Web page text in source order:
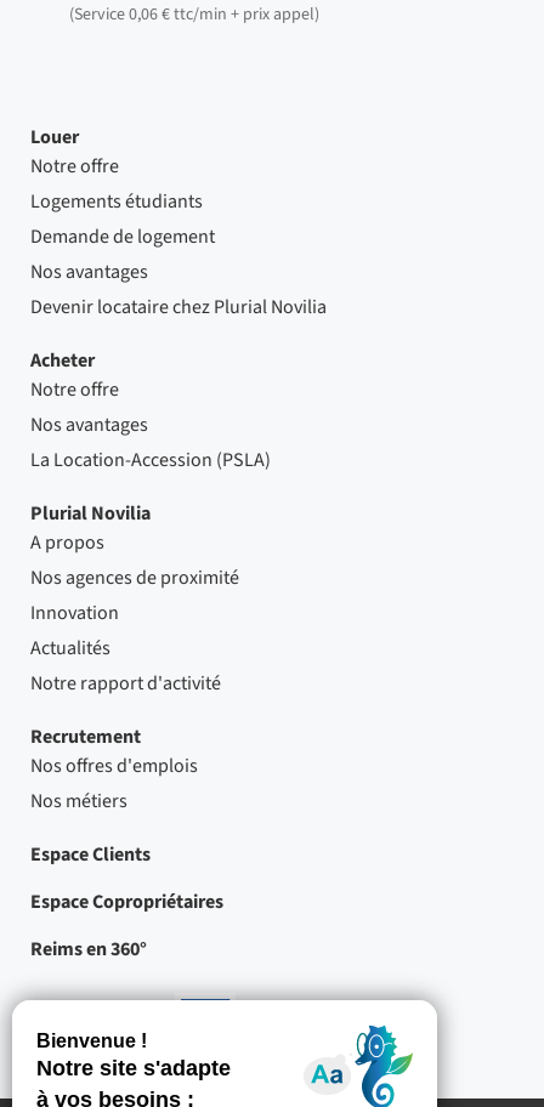
(Service 0,06 € ttc/min + prix appel)
Louer
Notre offre
Logements étudiants
Demande de logement
Nos avantages
Devenir locataire chez Plurial Novilia
Acheter
Notre offre
Nos avantages
La Location-Accession (PSLA)
Plurial Novilia
A propos
Nos agences de proximité
Innovation
Actualités
Notre rapport d'activité
Recrutement
Nos offres d'emplois
Nos métiers
Espace Clients
Espace Copropriétaires
Reims en 360°
cofinancés
par